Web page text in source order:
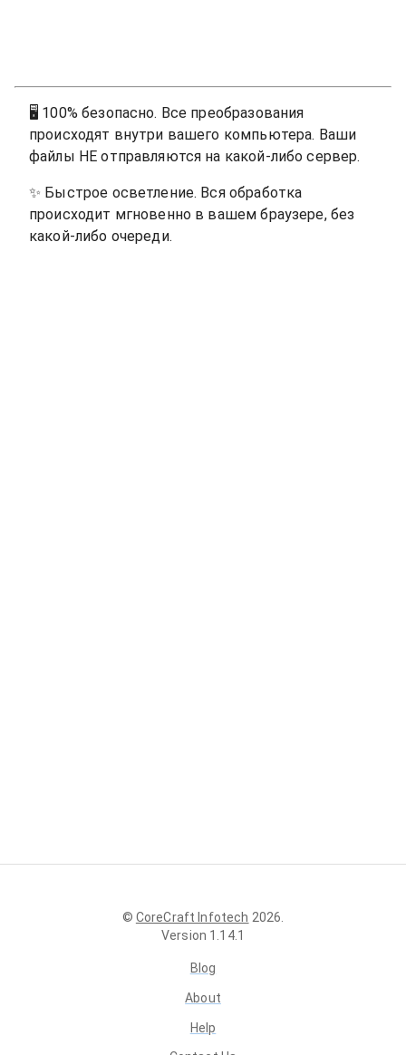
🖥 100% безопасно. Все преобразования
происходят внутри вашего компьютера. Ваши
файлы НЕ отправляются на какой-либо сервер.
✨ Быстрое осветление. Вся обработка
происходит мгновенно в вашем браузере, без
какой-либо очереди.
© CoreCraft Infotech 2026
Version 1.14.1
Blog
About
Help